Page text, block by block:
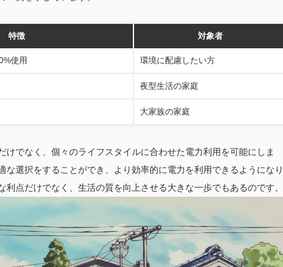
特徴 対象者
使用 環境に配慮したい方
夜型生活の家庭
大家族の家庭
けでなく、個々のライフスタイルに合わせた電力利用を可能にしま
な選択をすることができ、より効率的に電力を利用できるようになり
利点だけでなく、生活の質を向上させる大きな一歩でもあるのです。